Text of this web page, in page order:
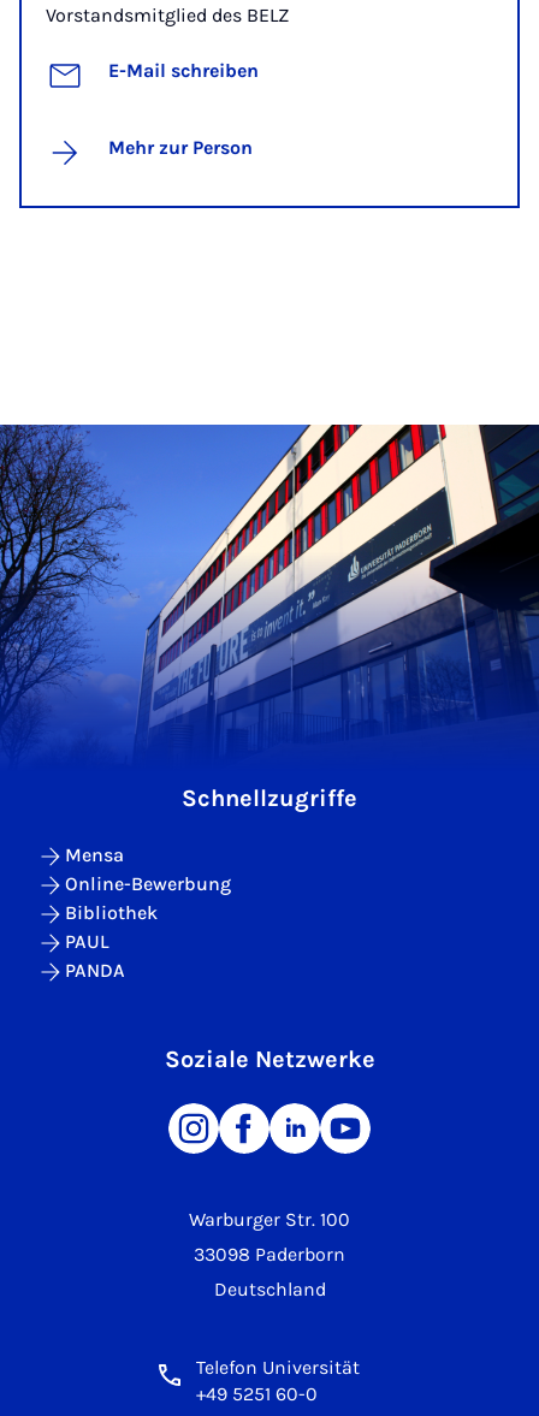
Vorstandsmitglied des BELZ
E-Mail schreiben
Mehr zur Person
Warburger Str. 100
33098 Paderborn
Deutschland
Telefon Universität
+49 5251 60-0
Schnellzugriffe
Mensa
Online-Bewerbung
Bibliothek
PAUL
PANDA
Soziale Netzwerke